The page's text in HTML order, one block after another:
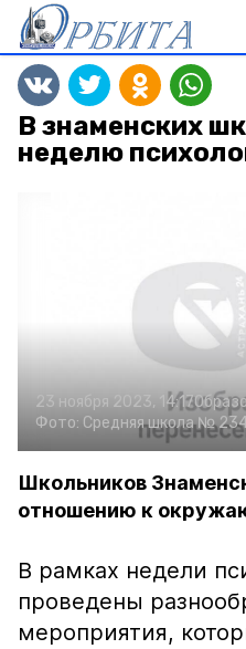
В знаменских
неделю
23 ноября 2023, 14:17
Фото: Средняя школа №
Школьников
отношению к
В рамках недели
проведены
мероприятия,